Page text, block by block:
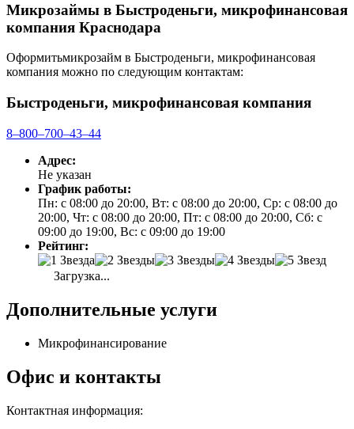
Микрозаймы в Быстроденьги, микрофинансовая
компания Краснодара
Оформитьмикрозайм в Быстроденьги, микрофинансовая
компания можно по следующим контактам:
Быстроденьги, микрофинансовая компания
8‒800‒700‒43‒44
Адрес:
Не указан
График работы:
Пн: с 08:00 до 20:00, Вт: с 08:00 до 20:00, Ср: с 08:00 до
20:00, Чт: с 08:00 до 20:00, Пт: с 08:00 до 20:00, Сб: с
09:00 до 19:00, Вс: с 09:00 до 19:00
Рейтинг:
Загрузка...
Дополнительные услуги
Микрофинансирование
Офис и контакты
Контактная информация: